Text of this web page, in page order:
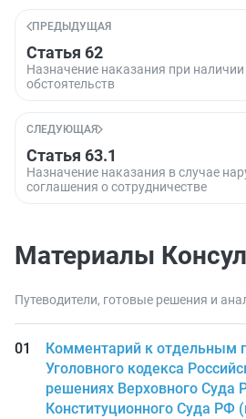
ПРЕДЫДУЩАЯ
Статья 62
Назначение наказания при
обстоятельств
СЛЕДУЮЩАЯ
Статья 63.1
Назначение наказания в случае
соглашения о сотрудничестве
Материалы
Путеводители, готовые решения и
Комментарий к отдельным
Уголовного кодекса
решениях Верховного Суда
Конституционного Суда РФ